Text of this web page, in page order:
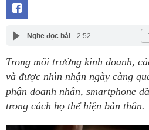
Nghe đọc bài 2:52
Trong môi trường kinh doanh,
và được nhìn nhận ngày càng
phận doanh nhân, smartphone
trong cách họ thể hiện bản thân.